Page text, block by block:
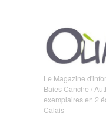
Le Magazine
Baies Canche /
exemplaires en 2
Calais